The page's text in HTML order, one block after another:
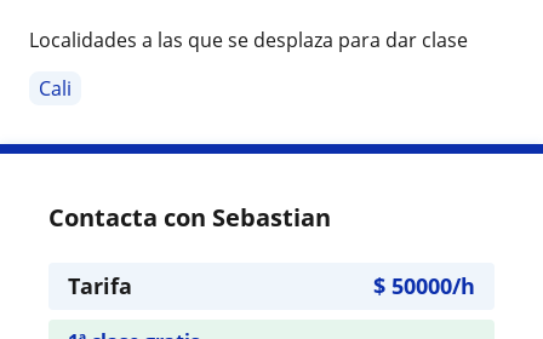
Localidades a las que se desplaza para dar clase
Cali
Contacta con Sebastian
Tarifa $ 50000/h